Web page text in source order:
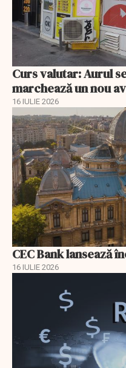
Curs valutar: Aurul
marchează un nou
16 IULIE 2026
CEC Bank lansează
16 IULIE 2026